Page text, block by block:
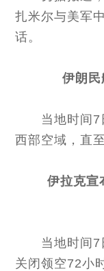
扎米尔与美军
话。
伊朗
当地时间7日
西部空域，直
伊拉克宣
当地时间7日
关闭领空72小